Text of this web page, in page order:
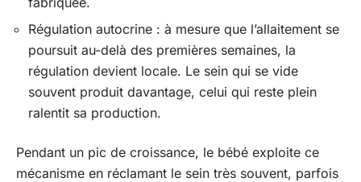
Régulation autocrine : à mesure que l’allaitement se
poursuit au-delà des premières semaines, la
régulation devient locale. Le sein qui se vide
souvent produit davantage, celui qui reste plein
ralentit sa production.
Pendant un pic de croissance, le bébé exploite ce
mécanisme en réclamant le sein très souvent, parfois